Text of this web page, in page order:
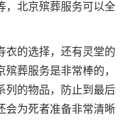
，北京殡葬服务可以全
的选择，还有灵堂的
葬服务是非常棒的，
列的物品，防止到最后
会为死者准备非常清晰